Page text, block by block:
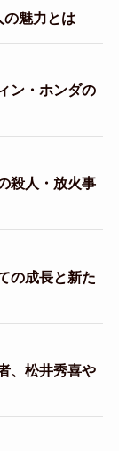
の魅力とは
ン・ホンダの
殺人・放火事
の成長と新た
、松井秀喜や